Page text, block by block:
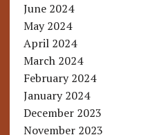
June 2024
May 2024
April 2024
March 2024
February 2024
January 2024
December 2023
November 2023